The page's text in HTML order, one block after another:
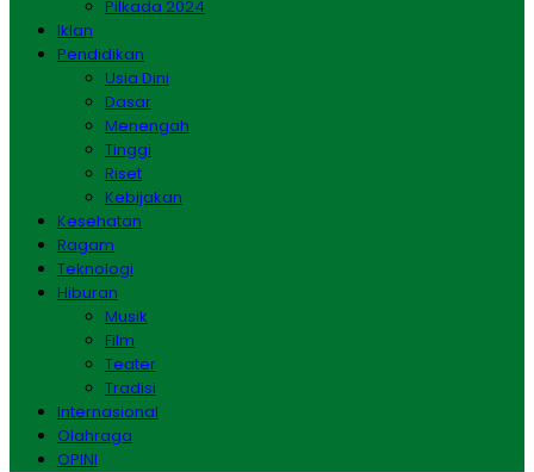
Pilkada 2024
Iklan
Pendidikan
Usia Dini
Dasar
Menengah
Tinggi
Riset
Kebijakan
Kesehatan
Ragam
Teknologi
Hiburan
Musik
Film
Teater
Tradisi
Internasional
Olahraga
OPINI